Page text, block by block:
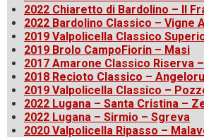
2022 Chiaretto di Bardolino – Il
2022 Bardolino Classico – Vigne
2019 Valpolicella Classico
2019 Brolo CampoFiorin – Masi
2017 Amarone Classico Riserva
2018 Recioto Classico –
2019 Valpolicella Classico –
2022 Lugana – Santa Cristina –
2022 Lugana – Sirmio – Sgreva
2020 Valpolicella Ripasso –